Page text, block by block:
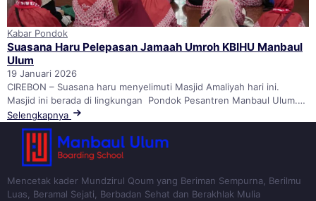
Kabar Pondok
Suasana Haru Pelepasan Jamaah Umroh KBIHU Manbaul
Ulum
19 Januari 2026
CIREBON – Suasana haru menyelimuti Masjid Amaliyah hari ini.
Masjid ini berada di lingkungan Pondok Pesantren Manbaul Ulum.…
Selengkapnya
Mencetak kader Mundzirul Qoum yang Beriman Sempurna, Berilmu
Luas, Beramal Sejati, Berbadan Sehat dan Berakhlak Mulia